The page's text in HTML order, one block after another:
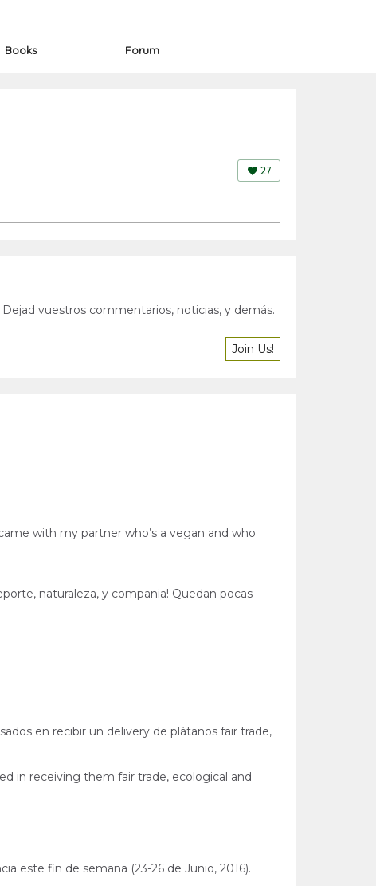
Books Forum
27
vuestros commentarios, noticias, y demás.
Join Us!
with my partner who’s a vegan and who
naturaleza, y compania! Quedan pocas
en recibir un delivery de plátanos fair trade,
in receiving them fair trade, ecological and
este fin de semana (23-26 de Junio, 2016).